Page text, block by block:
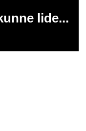
lide...